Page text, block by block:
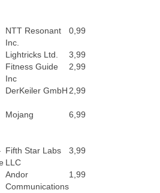
NTT Resonant
Inc.
0,99
Lightricks Ltd.
3,99
Fitness Guide
Inc
2,99
DerKeiler GmbH2,99
Mojang 6,99
Fifth Star Labs
LLC
3,99
Andor
Communications
1,99